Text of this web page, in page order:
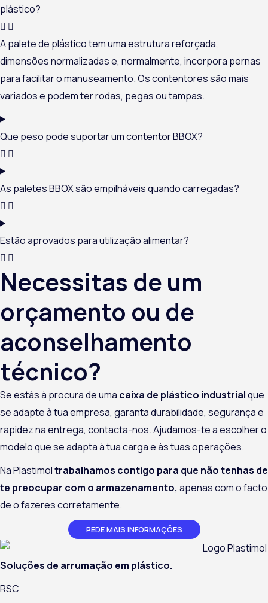
plástico?
Apaletede plásticotem uma estrutura reforçada,
dimensões normalizadas e, normalmente, incorpora pernas
para facilitar o manuseamento. Os contentores são mais
variados e podem ter rodas, pegas ou tampas.
Que peso pode suportar um contentor BBOX?
As paletes BBOX são empilháveis quando carregadas?
Estão aprovados para utilização alimentar?
Necessitas de um
orçamento ou de
aconselhamento
técnico?
Se estás à procura de uma caixa de plástico industrialque
se adapte à tua empresa, garanta durabilidade, segurança e
rapidez na entrega, contacta-nos. Ajudamos-te a escolher o
modelo que se adapta à tua carga e às tuas operações.
Na Plastimoltrabalhamos contigo para que não tenhas de
te preocupar com o armazenamento, apenas com o facto
de o fazeres corretamente.
PEDE MAIS INFORMAÇÕES
Soluções de arrumação em plástico.
RSC